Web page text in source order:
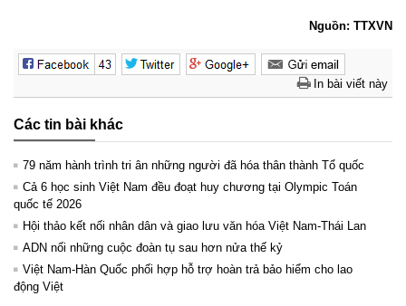
Nguồn: TTXVN
In bài viết này
Các tin bài khác
79 năm hành trình tri ân những người đã hóa thân thành Tổ quốc
Cả 6 học sinh Việt Nam đều đoạt huy chương tại Olympic Toán
quốc tế 2026
Hội thảo kết nối nhân dân và giao lưu văn hóa Việt Nam-Thái Lan
ADN nối những cuộc đoàn tụ sau hơn nửa thế kỷ
Việt Nam-Hàn Quốc phối hợp hỗ trợ hoàn trả bảo hiểm cho lao
động Việt